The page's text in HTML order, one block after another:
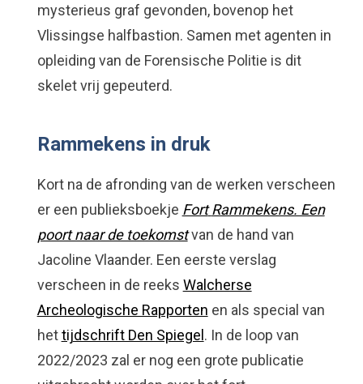
mysterieus graf gevonden, bovenop het
Vlissingse halfbastion. Samen met agenten in
opleiding van de Forensische Politie is dit
skelet vrij gepeuterd.
Rammekens in druk
Kort na de afronding van de werken verscheen
er een publieksboekje Fort Rammekens. Een
poort naar de toekomstvan de hand van
Jacoline Vlaander. Een eerste verslag
verscheen in de reeks Walcherse
Archeologische Rapporten en als special van
hettijdschrift Den Spiegel . In de loop van
2022/2023 zal er nog een grote publicatie